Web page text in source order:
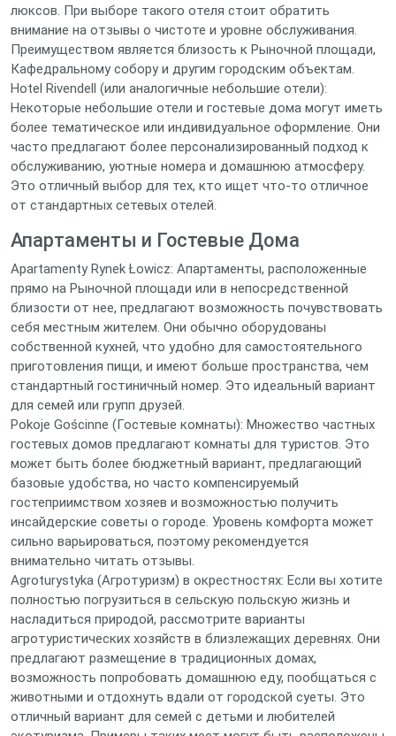
люксов. При выборе такого отеля стоит обратить
внимание на отзывы о чистоте и уровне обслуживания.
Преимуществом является близость к Рыночной площади,
Кафедральному собору и другим городским объектам.
Hotel Rivendell (или аналогичные небольшие отели):
Некоторые небольшие отели и гостевые дома могут иметь
более тематическое или индивидуальное оформление. Они
часто предлагают более персонализированный подход к
обслуживанию, уютные номера и домашнюю атмосферу.
Это отличный выбор для тех, кто ищет что-то отличное
от стандартных сетевых отелей.
Апартаменты и Гостевые Дома
Apartamenty Rynek Łowicz: Апартаменты, расположенные
прямо на Рыночной площади или в непосредственной
близости от нее, предлагают возможность почувствовать
себя местным жителем. Они обычно оборудованы
собственной кухней, что удобно для самостоятельного
приготовления пищи, и имеют больше пространства, чем
стандартный гостиничный номер. Это идеальный вариант
для семей или групп друзей.
Pokoje Gościnne (Гостевые комнаты): Множество частных
гостевых домов предлагают комнаты для туристов. Это
может быть более бюджетный вариант, предлагающий
базовые удобства, но часто компенсируемый
гостеприимством хозяев и возможностью получить
инсайдерские советы о городе. Уровень комфорта может
сильно варьироваться, поэтому рекомендуется
внимательно читать отзывы.
Agroturystyka (Агротуризм) в окрестностях: Если вы хотите
полностью погрузиться в сельскую польскую жизнь и
насладиться природой, рассмотрите варианты
агротуристических хозяйств в близлежащих деревнях. Они
предлагают размещение в традиционных домах,
возможность попробовать домашнюю еду, пообщаться с
животными и отдохнуть вдали от городской суеты. Это
отличный вариант для семей с детьми и любителей